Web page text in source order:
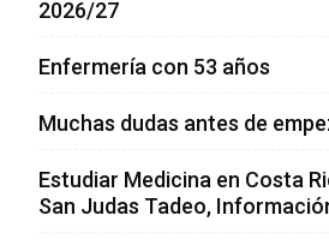
2026/27
Enfermería con 53 años
Muchas dudas antes de
Estudiar Medicina en Costa
San Judas Tadeo,